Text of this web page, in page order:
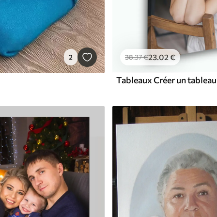
2 38.37€23.02 €